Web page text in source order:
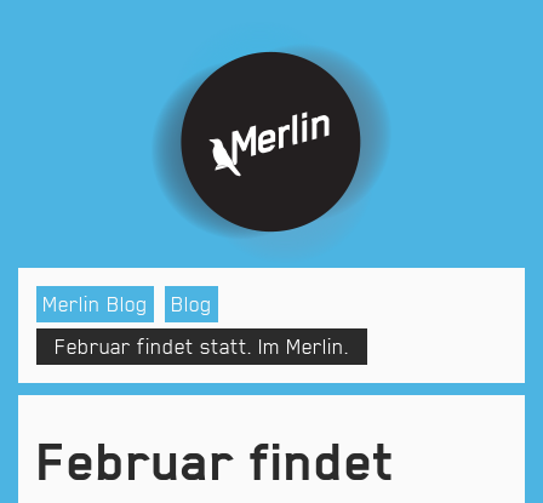
Merlin Blog
Blog
Februar findet statt. Im Merlin.
Februar findet